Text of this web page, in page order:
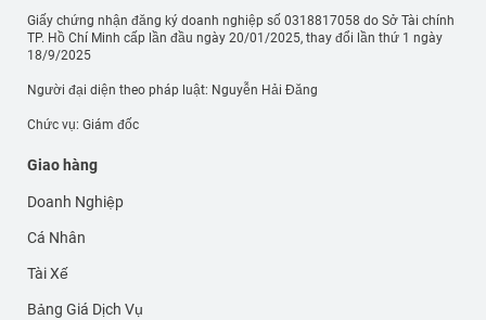
Giấy chứng nhận đăng ký doanh nghiệp số 0318817058 do Sở Tài chính
TP. Hồ Chí Minh cấp lần đầu ngày 20/01/2025, thay đổi lần thứ 1 ngày
18/9/2025
Người đại diện theo pháp luật: Nguyễn Hải Đăng
Chức vụ: Giám đốc
Giao hàng
Doanh Nghiệp
Cá Nhân
Tài Xế
Bảng Giá Dịch Vụ